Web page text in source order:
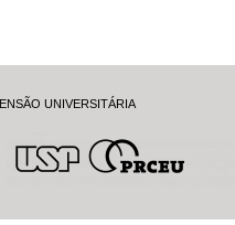
UNIVERSITÁRIA